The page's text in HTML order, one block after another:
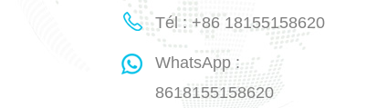
Tél : +86 18155158620
WhatsApp :
8618155158620